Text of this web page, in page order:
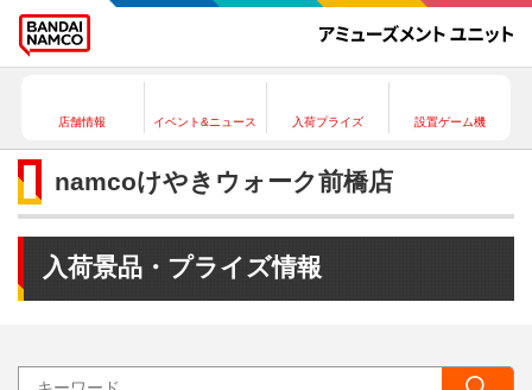
店舗情報 イベント&ニュース 入荷プライズ 設置ゲーム機
namcoけやきウォーク前橋店
入荷景品・プライズ情報